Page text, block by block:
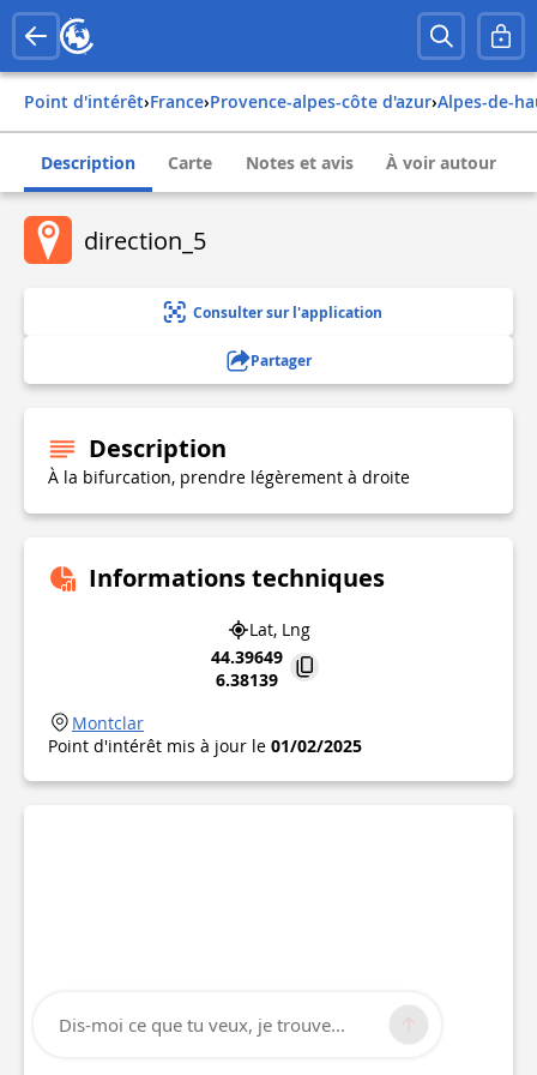
Point d'intérêt› france› provence-alpes-côte d'azur› alpes-de-
Description Carte Notes et avis À voir autour
direction_5
Consulter sur l'application
Partager
Description
À la bifurcation, prendre légèrement à droite
Informations techniques
Lat, Lng
44.39649
6.38139
Montclar
Point d'intérêt mis à jour le 01/02/2025
Dis-moi ce que tu veux, je trouve...